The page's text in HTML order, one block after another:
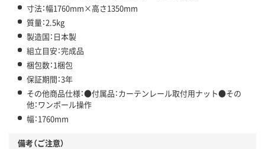
寸法：幅1760mm×高さ1350mm
質量：2.5kg
製造国：日本製
組立目安：完成品
梱包数：1梱包
保証期間：3年
その他商品仕様：●付属品：カーテンレール取付用ナット●その
他：ワンポール操作
幅：1760mm
備考（ご注意）